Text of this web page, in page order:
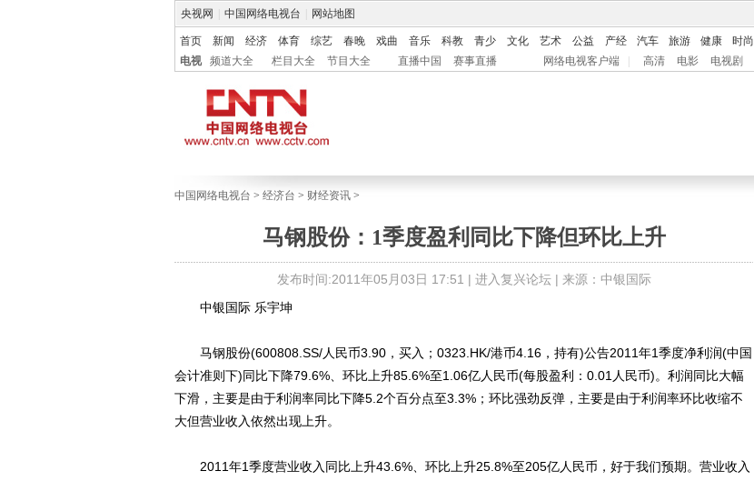
央视网 中国网络电视台 网站地图
首页 新闻 经济 体育 综艺 春晚 戏曲 音乐 科教 青少 文化 艺术 公益 产经 汽车 旅游 健康 时尚
电视
频道大全 栏目大全 节目大全 直播中国 赛事直播 网络电视客户端 高清 电影 电视剧
中国网络电视台 > 经济台 > 财经资讯 >
马钢股份：1季度盈利同比下降但环比上升
发布时间:2011年05月03日 17:51 | 进入复兴论坛| 来源：中银国际
中银国际 乐宇坤
马钢股份(600808.SS/人民币3.90，买入；0323.HK/港币4.16，持有)公告2011年1季度净利润(中国
会计准则下)同比下降79.6%、环比上升85.6%至1.06亿人民币(每股盈利：0.01人民币)。利润同比大幅
下滑，主要是由于利润率同比下降5.2个百分点至3.3%；环比强劲反弹，主要是由于利润率环比收缩不
大但营业收入依然出现上升。
2011年1季度营业收入同比上升43.6%、环比上升25.8%至205亿人民币，好于我们预期。营业收入